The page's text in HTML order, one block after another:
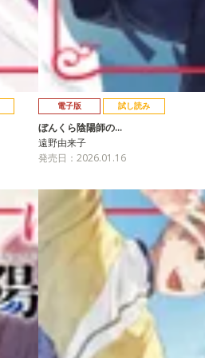
電子版 試し読み
ぼんくら陰陽師の…
遠野由来子
発売日：2026.01.16